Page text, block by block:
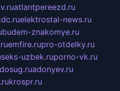
atlantpereezd.ru
elektrostal-news.ru
budem-znakomye.ru
emfire.rupro-otdelky.ru
seks-uzbek.ruporno-vk.ru
adonyev.ru
krospr.ru